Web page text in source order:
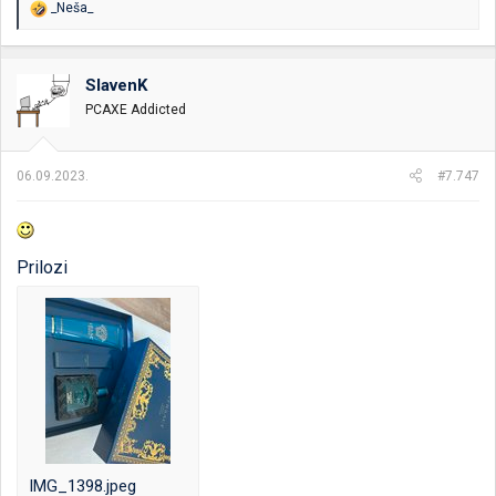
R
o
v
:
_Neša_
SlavenK
PCAXE Addicted
06.09.2023. #7.747
Prilozi
IMG_1398.jpeg